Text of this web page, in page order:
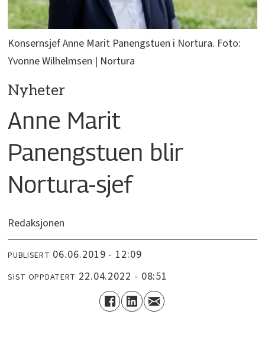
Konsernsjef Anne Marit Panengstuen i Nortura. Foto:
Yvonne Wilhelmsen | Nortura
Nyheter
Anne Marit
Panengstuen blir
Nortura-sjef
Redaksjonen
PUBLISERT 06.06.2019 - 12:09
SIST OPPDATERT 22.04.2022 - 08:51